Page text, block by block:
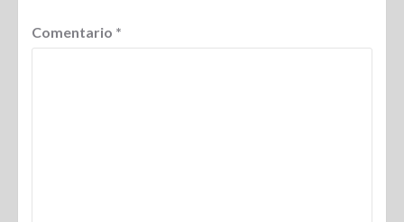
Comentario *